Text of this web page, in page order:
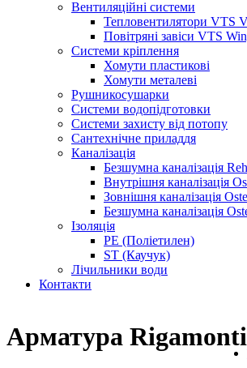
Вентиляційні системи
Тепловентилятори VTS
Повітряні завіси VTS
Системи кріплення
Хомути пластикові
Хомути металеві
Рушникосушарки
Системи водопідготовки
Системи захисту від потопу
Сантехнічне приладдя
Каналізація
Безшумна каналізація
Внутрішня каналізація
Зовнішня каналізація
Безшумна каналізація
Ізоляція
PE (Поліетилен)
ST (Каучук)
Лічильники води
Контакти
Арматура Rigamonti